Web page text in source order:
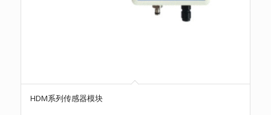
HDM系列传感器模块